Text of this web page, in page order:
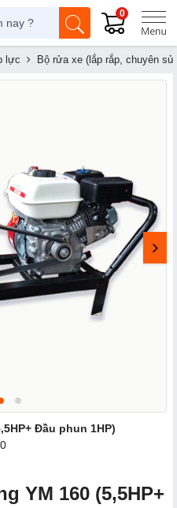
0
lực Bộ rửa xe (lắp rắp, chuyên
Đầu phun 1HP)
YM 160 (5,5HP+